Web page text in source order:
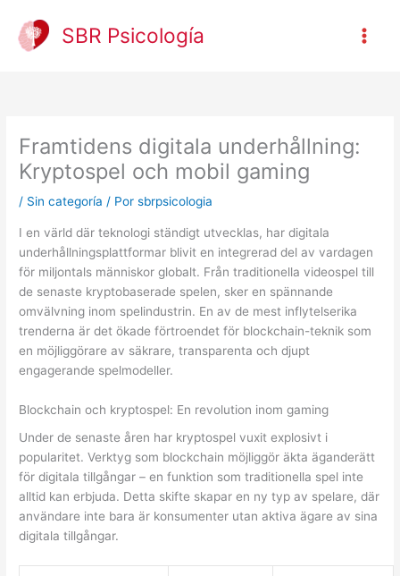
contenido
SBR Psicología
Framtidens digitala underhållning:
Kryptospel och mobil gaming
/ Sin categoría / Porsbrpsicologia
I en värld där teknologi ständigt utvecklas, har digitala
underhållningsplattformar blivit en integrerad del av vardagen
för miljontals människor globalt. Från traditionella videospel till
de senaste kryptobaserade spelen, sker en spännande
omvälvning inom spelindustrin. En av de mest inflytelserika
trenderna är det ökade förtroendet för blockchain-teknik som
en möjliggörare av säkrare, transparenta och djupt
engagerande spelmodeller.
Blockchain och kryptospel: En revolution inom gaming
Under de senaste åren har kryptospel vuxit explosivt i
popularitet. Verktyg som blockchain möjliggör äkta äganderätt
för digitala tillgångar – en funktion som traditionella spel inte
alltid kan erbjuda. Detta skifte skapar en ny typ av spelare, där
användare inte bara är konsumenter utan aktiva ägare av sina
digitala tillgångar.